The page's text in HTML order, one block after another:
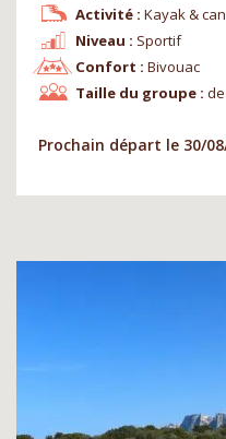
Niveau : Sportif
Confort : Bivouac
Activité : Kayak &
Taille du groupe :
Prochain départ le 30/